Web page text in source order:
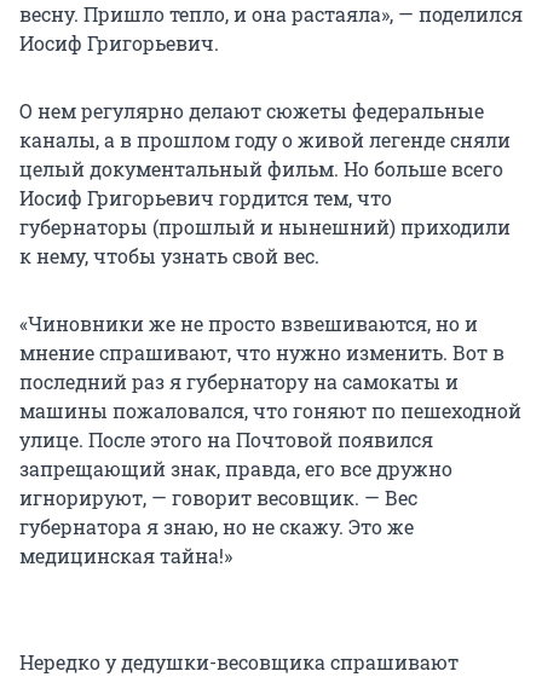
весну. Пришло тепло, и она растаяла», — поделился
Иосиф Григорьевич.
О нем регулярно делают сюжеты федеральные
каналы, а в прошлом году о живой легенде сняли
целый документальный фильм. Но больше всего
Иосиф Григорьевич гордится тем, что
губернаторы (прошлый и нынешний) приходили
к нему, чтобы узнать свой вес.
«Чиновники же не просто взвешиваются, но и
мнение спрашивают, что нужно изменить. Вот в
последний раз я губернатору на самокаты и
машины пожаловался, что гоняют по пешеходной
улице. После этого на Почтовой появился
запрещающий знак, правда, его все дружно
игнорируют, — говорит весовщик. — Вес
губернатора я знаю, но не скажу. Это же
медицинская тайна!»
Нередко у дедушки-весовщика спрашивают